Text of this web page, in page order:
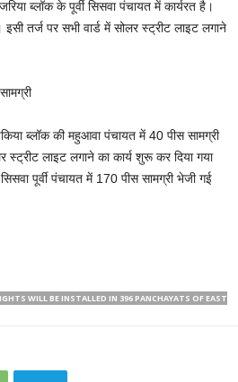
ब्लॉक के पूर्वी सिसवा पंचायत में कार्यरत है।
तर्ज पर सभी वार्ड में सोलर स्ट्रीट लाइट लगाने
ब्लॉक की महुआवा पंचायत में 40 पीस सामग्री
लाइट लगाने का कार्य शुरू कर दिया गया
पूर्वी पंचायत में 170 पीस सामग्री भेजी गई
WILL BE INSTALLED IN 396 PANCHAYATS OF EAST